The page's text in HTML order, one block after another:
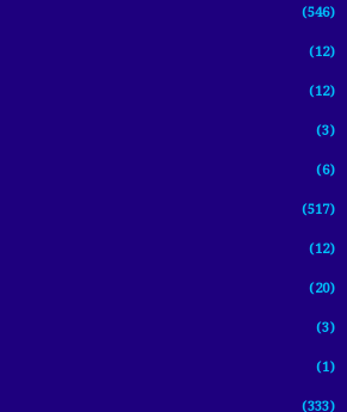
(546)
(12)
(12)
(3)
(6)
(517)
(12)
(20)
(3)
(1)
(333)